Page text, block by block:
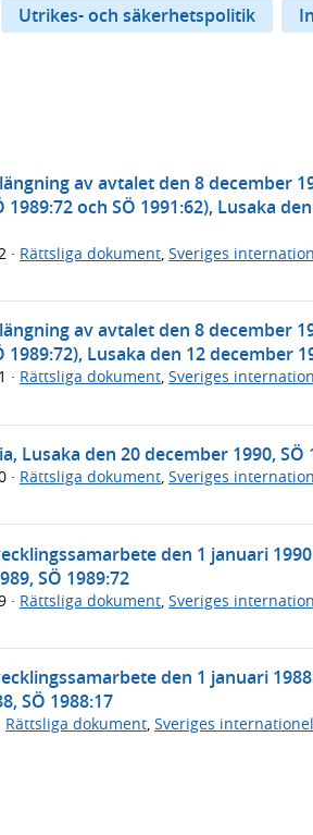
Utrikes- och säkerhetspolitik
av avtalet den 8 december
och SÖ 1991:62), Lusaka
· Rättsliga dokument Sveriges
av avtalet den 8 december
Lusaka den 12 december
· Rättsliga dokument, Sveriges
Lusaka den 20 december 1990, SÖ
· Rättsliga dokument, Sveriges
den 1 januari
SÖ 1989:72
· Rättsliga dokument Sveriges
den 1 januari
SÖ 1988:17
Rättsliga dokument, Sveriges